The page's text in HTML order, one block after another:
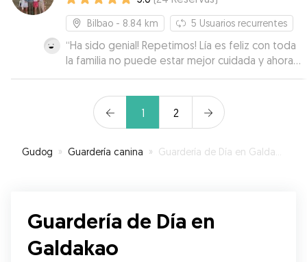
Bilbao - 8.84 km 5 Usuarios recurrentes
“Ha sido genial! Repetimos! Lía es feliz con toda
la familia no puede estar mejor cuidada y ahora
quiere ir a buscar a Eva 🥰🥰”
1 2
Gudog » Guardería canina » Guardería de Día en Galdakao
Guardería de Día en
Galdakao